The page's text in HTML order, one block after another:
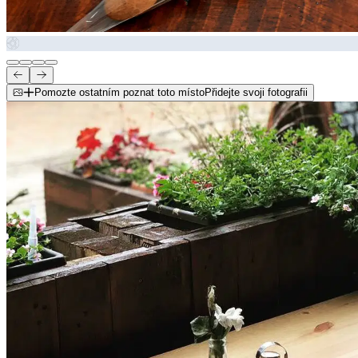
Pomozte ostatním poznat toto místoPřidejte svoji fotografii